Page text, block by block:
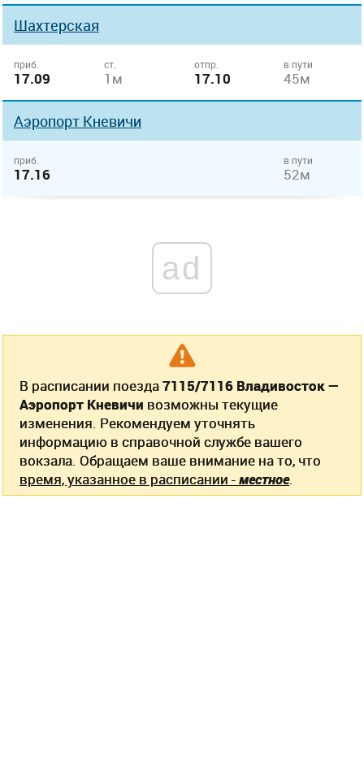
Шахтерская
приб.
17.09
ст.
1м
отпр.
17.10
в пути
45м
Аэропорт Кневичи
приб.
17.16
в пути
52м
ad
В расписании поезда7115/7116 Владивосток —
Аэропорт Кневичи возможны текущие
изменения. Рекомендуем уточнять
информацию в справочной службе вашего
вокзала. Обращаем ваше внимание на то, что
время, указанное в расписании -местное.